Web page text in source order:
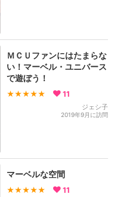
ＭＣＵファンにはたまらな
い！マーベル・ユニバース
で遊ぼう！
★★★★★ 11
ジェシ子
2019年9月に訪問
マーベルな空間
★★★★★ 11